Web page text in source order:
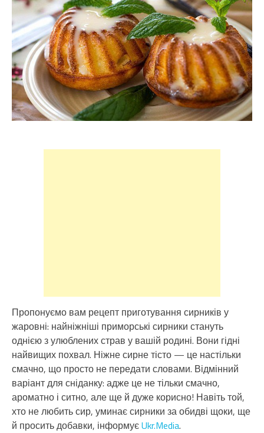
Пропонуємо вам рецепт приготування сирників у
жаровні: найніжніші приморські сирники стануть
однією з улюблених страв у вашій родині. Вони гідні
найвищих похвал. Ніжне сирне тісто — це настільки
смачно, що просто не передати словами. Відмінний
варіант для сніданку: адже це не тільки смачно,
ароматно і ситно, але ще й дуже корисно! Навіть той,
хто не любить сир, уминає сирники за обидві щоки, ще
й просить добавки, інформуєUkr.Media.